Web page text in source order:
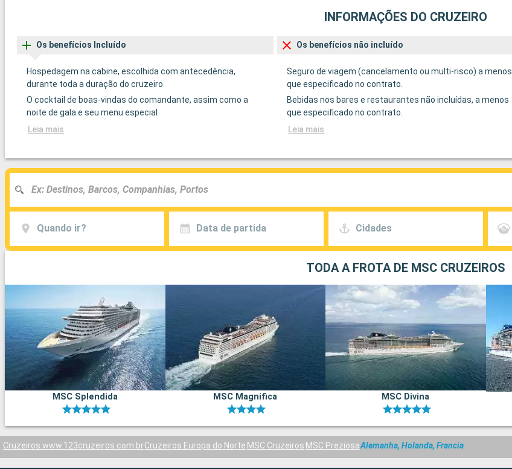
INFORMAÇÕES DO CRUZEIRO
Os benefícios Incluído
Hospedagem na cabine, escolhida com antecedência,
durante toda a duração do cruzeiro.
O cocktail de boas-vindas do comandante, assim como a
noite de gala e seu menu especial
Leia mais
Os benefícios não incluído
Seguro de viagem (cancelamento ou multi-risco) a menos
que especificado no contrato.
Bebidas nos bares e restaurantes não incluídas, a menos
que especificado no contrato.
Leia mais
Quando ir? Data de partida Cidades
TODA A FROTA DE MSC CRUZEIROS
MSC Splendida MSC Magnifica MSC Divina
Cruzeiros www.123cruzeiros.com.brCruzeiros Europa do Norte MSC Cruzeiros MSC PreziosaAlemanha, Holanda, Francia